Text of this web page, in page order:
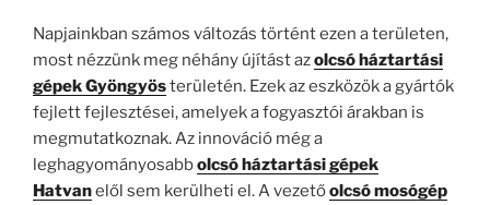
Napjainkban számos változás történt ezen a területen,
most nézzünk meg néhány újítást azolcsóháztartási
gépek Gyöngyösterületén. Ezek az eszközök a gyártók
fejlett fejlesztései, amelyek a fogyasztói árakban is
megmutatkoznak. Az innováció még a
leghagyományosabbolcsóháztartási gépek
Hatvanelől sem kerülheti el. A vezetőolcsó mosógép